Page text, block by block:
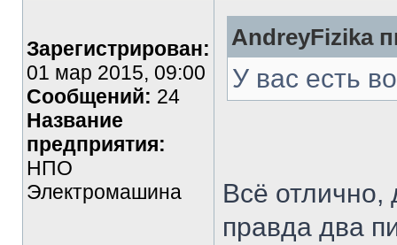
Зарегистрирован:
01 мар 2015, 09:00
Сообщений: 24
Название
предприятия:
НПО
Электромашина
AndreyFizika
У вас есть
Всё отлично,
правда два